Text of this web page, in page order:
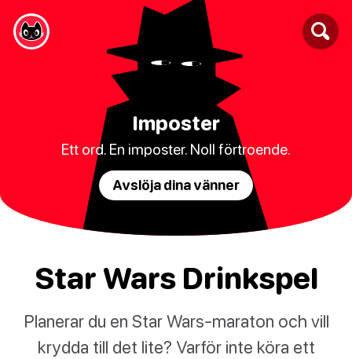
Imposter
Ett ord. En imposter. Noll förtroende.
Avslöja dina vänner
Star Wars Drinkspel
Planerar du en Star Wars-maraton och vill
krydda till det lite? Varför inte köra ett